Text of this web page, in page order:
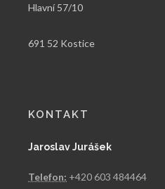
Hlavní 57/10
691 52 Kostice
KONTAKT
Jaroslav Jurášek
Telefon: +420 603 484464